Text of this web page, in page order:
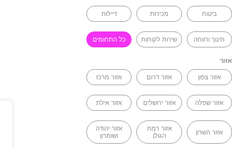
ביטוח מכירות דיילות
חינוך ורווחה שירות לקוחות כל התחומים
אזור
אזור צפון אזור דרום אזור מרכז
אזור שפלה אזור ירושלים אזור אילת
אזור השרון
אזור רמת
הגולן
אזור יהודה
ושומרון